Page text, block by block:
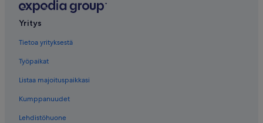
Yritys
Tietoa yrityksestä
Työpaikat
Listaa majoituspaikkasi
Kumppanuudet
Lehdistöhuone